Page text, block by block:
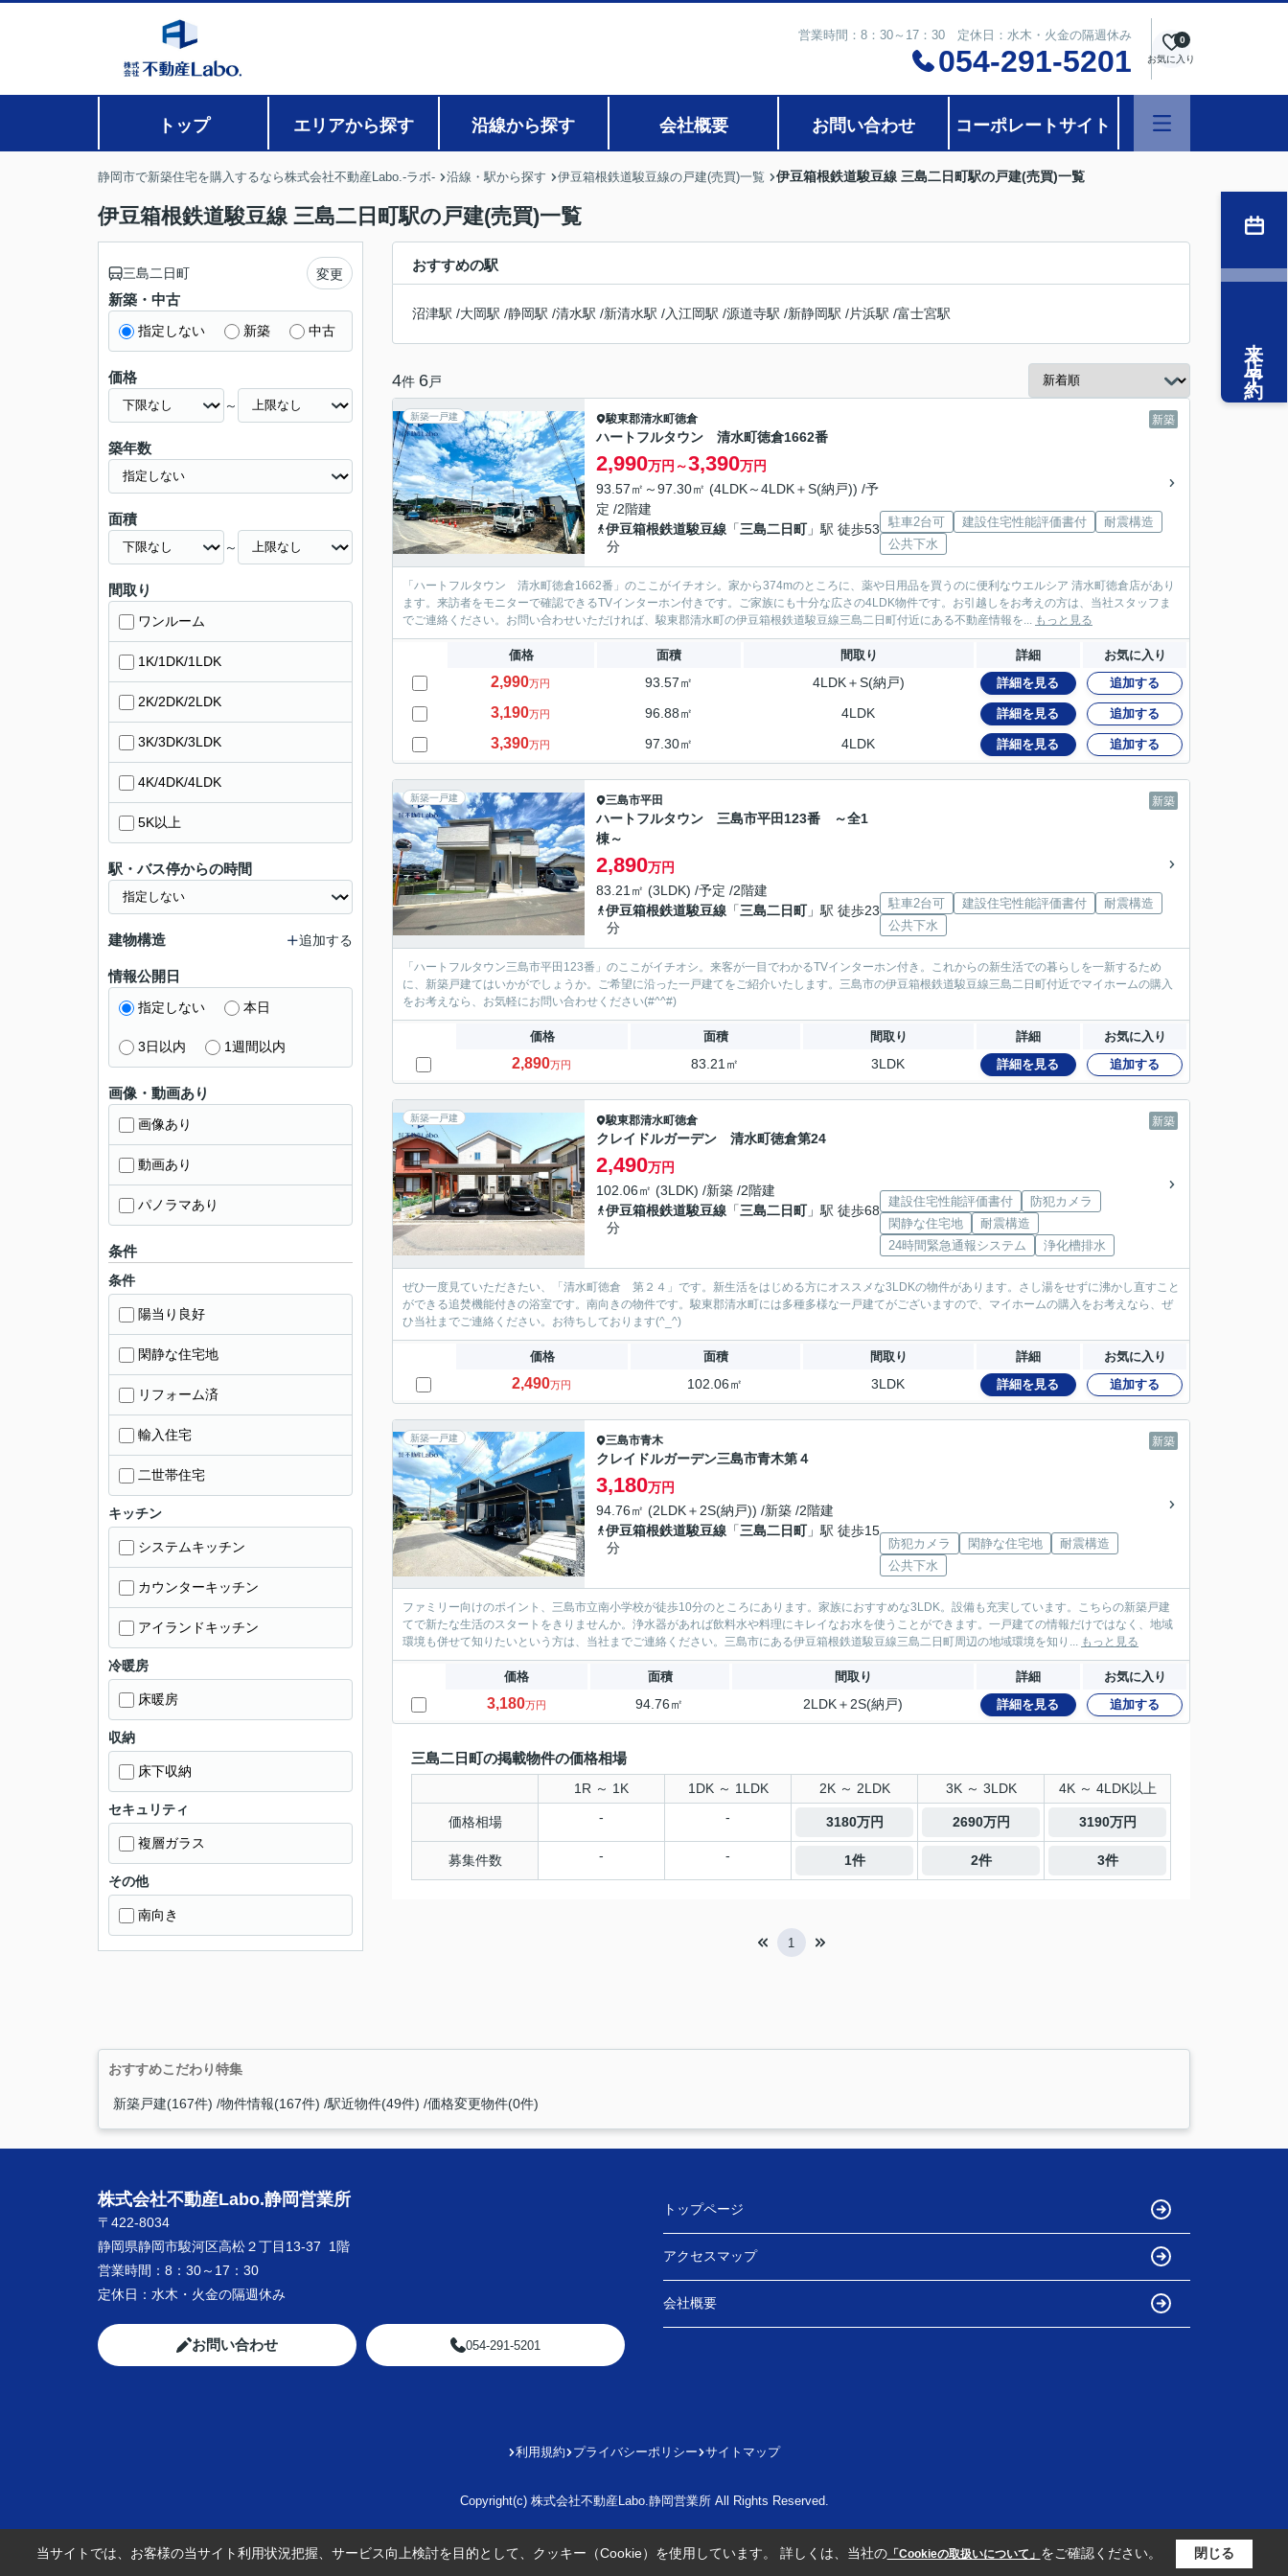
営業時間：8：30～17：30 定休日：水木・火金の隔週休み
054-291-5201 お気に入り
0
トップ エリアから探す 沿線から探す 会社概要 お問い合わせ コーポレートサイト
静岡市で新築住宅を購入するなら株式会社不動産Labo.-ラボ- 沿線・駅から探す 伊豆箱根鉄道駿豆線の戸建(売買)一覧 伊豆箱根鉄道駿豆線 三島二日町駅の戸建(売買)一覧
伊豆箱根鉄道駿豆線 三島二日町駅の戸建(売買)一覧
おすすめの駅
沼津駅 /大岡駅 /静岡駅 /清水駅 /新清水駅 /入江岡駅 /源道寺駅 /新静岡駅 /片浜駅 /富士宮駅
4件 6戸
新築一戸建 新築
駿東郡清水町徳倉
ハートフルタウン 清水町徳倉1662番
2,990万円～3,390万円
93.57㎡～97.30㎡ (4LDK～4LDK＋S(納戸)) /予
定 /2階建
伊豆箱根鉄道駿豆線 「三島二日町」駅 徒歩53
分
駐車2台可 建設住宅性能評価書付
耐震構造
公共下水
「ハートフルタウン 清水町徳倉1662番」のここがイチオシ。家から374mのところに、薬や日用品を買うのに便利なウエルシア 清水町徳倉店があり
ます。来訪者をモニターで確認できるTVインターホン付きです。ご家族にも十分な広さの4LDK物件です。お引越しをお考えの方は、当社スタッフま
でご連絡ください。お問い合わせいただければ、駿東郡清水町の伊豆箱根鉄道駿豆線三島二日町付近にある不動産情報を... もっと見る
価格 面積 間取り 詳細 お気に入り
2,990万円 93.57㎡ 4LDK＋S(納戸) 詳細を見る 追加する
3,190万円 96.88㎡ 4LDK 詳細を見る 追加する
3,390万円 97.30㎡ 4LDK 詳細を見る 追加する
新築一戸建 新築
三島市平田
ハートフルタウン 三島市平田123番 ～全1
棟～
2,890万円
83.21㎡ (3LDK) /予定 /2階建
伊豆箱根鉄道駿豆線 「三島二日町」駅 徒歩23
分
駐車2台可 建設住宅性能評価書付
耐震構造
公共下水
「ハートフルタウン三島市平田123番」のここがイチオシ。来客が一目でわかるTVインターホン付き。これからの新生活での暮らしを一新するため
に、新築戸建てはいかがでしょうか。ご希望に沿った一戸建てをご紹介いたします。三島市の伊豆箱根鉄道駿豆線三島二日町付近でマイホームの購入
をお考えなら、お気軽にお問い合わせください(#^^#)
価格 面積 間取り 詳細 お気に入り
2,890万円 83.21㎡ 3LDK 詳細を見る 追加する
新築一戸建 新築
駿東郡清水町徳倉
クレイドルガーデン 清水町徳倉第24
2,490万円
102.06㎡ (3LDK) /新築 /2階建
伊豆箱根鉄道駿豆線 「三島二日町」駅 徒歩68
分
建設住宅性能評価書付
防犯カメラ
閑静な住宅地
耐震構造
24時間緊急通報システム
浄化槽排水
ぜひ一度見ていただきたい、「清水町徳倉 第２４」です。新生活をはじめる方にオススメな3LDKの物件があります。さし湯をせずに沸かし直すこと
ができる追焚機能付きの浴室です。南向きの物件です。駿東郡清水町には多種多様な一戸建てがございますので、マイホームの購入をお考えなら、ぜ
ひ当社までご連絡ください。お待ちしております(^_^)
価格 面積 間取り 詳細 お気に入り
2,490万円 102.06㎡ 3LDK 詳細を見る 追加する
新築一戸建 新築
三島市青木
クレイドルガーデン三島市青木第４
3,180万円
94.76㎡ (2LDK＋2S(納戸)) /新築 /2階建
伊豆箱根鉄道駿豆線 「三島二日町」駅 徒歩15
分
防犯カメラ 閑静な住宅地
耐震構造
公共下水
ファミリー向けのポイント、三島市立南小学校が徒歩10分のところにあります。家族におすすめな3LDK。設備も充実しています。こちらの新築戸建
てで新たな生活のスタートをきりませんか。浄水器があれば飲料水や料理にキレイなお水を使うことができます。一戸建ての情報だけではなく、地域
環境も併せて知りたいという方は、当社までご連絡ください。三島市にある伊豆箱根鉄道駿豆線三島二日町周辺の地域環境を知り... もっと見る
価格 面積 間取り 詳細 お気に入り
3,180万円 94.76㎡ 2LDK＋2S(納戸) 詳細を見る 追加する
三島二日町の掲載物件の価格相場
1R ～ 1K 1DK ～ 1LDK 2K ～ 2LDK 3K ～ 3LDK 4K ～ 4LDK以上
価格相場 - - 3180万円 2690万円 3190万円
募集件数 - - 1件 2件 3件
1
三島二日町 変更
新築・中古
指定しない 新築 中古
価格
～
築年数
面積
～
間取り
ワンルーム
1K/1DK/1LDK
2K/2DK/2LDK
3K/3DK/3LDK
4K/4DK/4LDK
5K以上
駅・バス停からの時間
建物構造 追加する
情報公開日
指定しない 本日
3日以内 1週間以内
画像・動画あり
画像あり
動画あり
パノラマあり
条件
条件
陽当り良好
閑静な住宅地
リフォーム済
輸入住宅
二世帯住宅
キッチン
システムキッチン
カウンターキッチン
アイランドキッチン
冷暖房
床暖房
収納
床下収納
セキュリティ
複層ガラス
その他
南向き
おすすめこだわり特集
新築戸建(167件) 物件情報(167件) 駅近物件(49件) 価格変更物件(0件)
来店予約
株式会社不動産Labo.静岡営業所
〒422-8034
静岡県静岡市駿河区高松２丁目13-37 1階
営業時間： 8：30～17：30
定休日： 水木・火金の隔週休み
お問い合わせ 054-291-5201
トップページ
アクセスマップ
会社概要
利用規約 プライバシーポリシー サイトマップ
Copyright(c) 株式会社不動産Labo.静岡営業所 All Rights Reserved.
当サイトでは、お客様の当サイト利用状況把握、サービス向上検討を目的として、クッキー（Cookie）を使用しています。 詳しくは、当社の「Cookieの取扱いについて」 をご確認ください。 閉じる